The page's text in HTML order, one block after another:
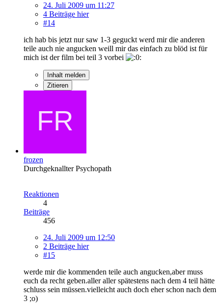
24. Juli 2009 um 11:27
4 Beiträge hier
#14
ich hab bis jetzt nur saw 1-3 geguckt werd mir die anderen
teile auch nie angucken weill mir das einfach zu blöd ist für
mich ist der film bei teil 3 vorbei
Inhalt melden
Zitieren
frozen
Durchgeknallter Psychopath
Reaktionen
4
Beiträge
456
24. Juli 2009 um 12:50
2 Beiträge hier
#15
werde mir die kommenden teile auch angucken,aber muss
euch da recht geben.aller aller spätestens nach dem 4 teil hätte
schluss sein müssen.vielleicht auch doch eher schon nach dem
3 ;o)